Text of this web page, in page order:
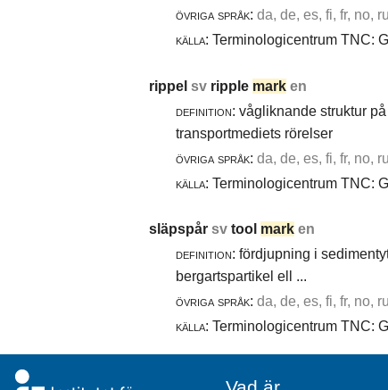
övriga språk: da, de, es, fi, fr, no, ru
källa: Terminologicentrum TNC:
rippel sv ripple mark en
definition: vågliknande struktur
transportmediets rörelser
övriga språk: da, de, es, fi, fr, no, ru
källa: Terminologicentrum TNC:
släpspår sv tool mark en
definition: fördjupning i
bergartspartikel ell ...
övriga språk: da, de, es, fi, fr, no, ru
källa: Terminologicentrum TNC: